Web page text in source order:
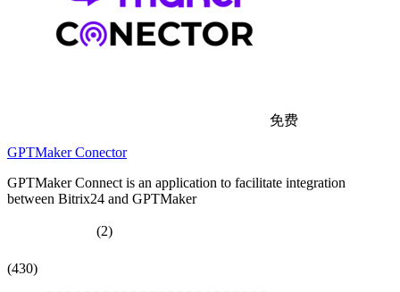
免费
GPTMaker Conector
GPTMaker Connect is an application to facilitate integration
between Bitrix24 and GPTMaker
(2)
(430)